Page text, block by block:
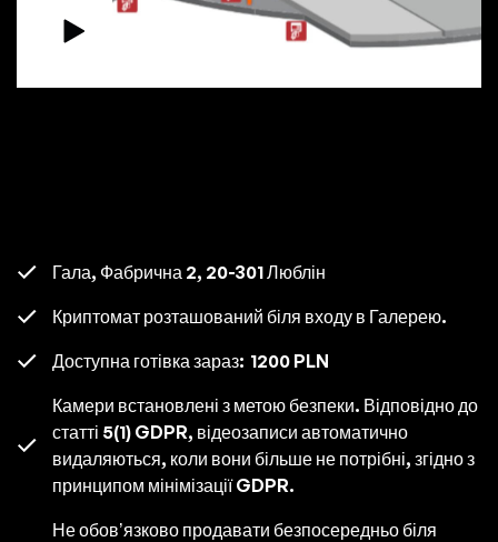
Гала, Фабрична 2, 20-301 Люблін
Криптомат розташований біля входу в Галерею.
Доступна готівка зараз: 1200 PLN
Камери встановлені з метою безпеки. Відповідно до
статті 5(1) GDPR, відеозаписи автоматично
видаляються, коли вони більше не потрібні, згідно з
принципом мінімізації GDPR.
Не обов’язково продавати безпосередньо біля